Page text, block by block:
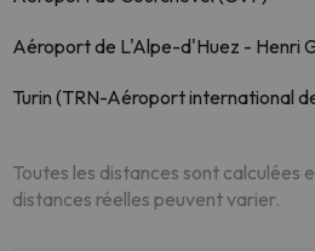
Aéroport de L'Alpe-d'Huez - Henri
Turin (TRN-Aéroport international
Toutes les distances sont calculées
distances réelles peuvent varier.